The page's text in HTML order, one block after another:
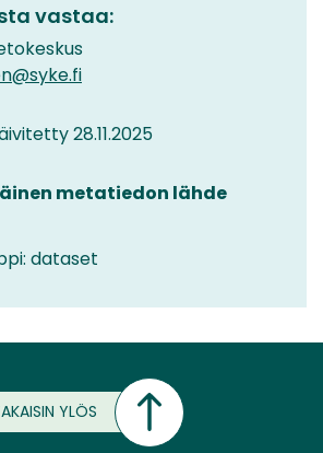
vastaa:
28.11.2025
metatiedon lähde
dataset
YLÖS